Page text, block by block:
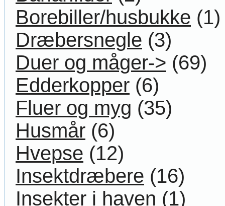
Borebiller/husbukke (1)
Dræbersnegle (3)
Duer og måger-> (69)
Edderkopper (6)
Fluer og myg (35)
Husmår (6)
Hvepse (12)
Insektdræbere (16)
Insekter i haven (1)